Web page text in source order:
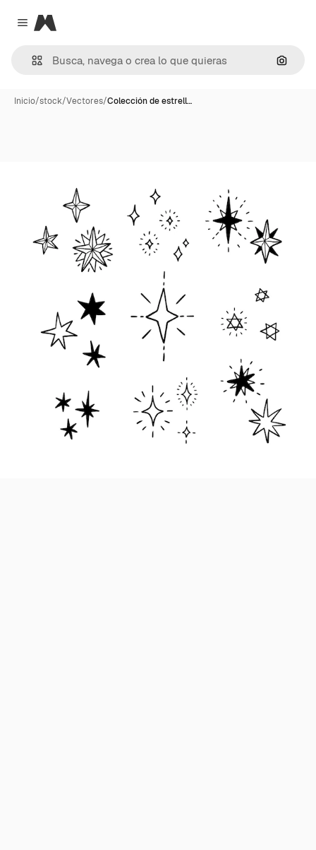
Close menu
Magnific
Inicio/stock/Vectores/Colección de estrell…